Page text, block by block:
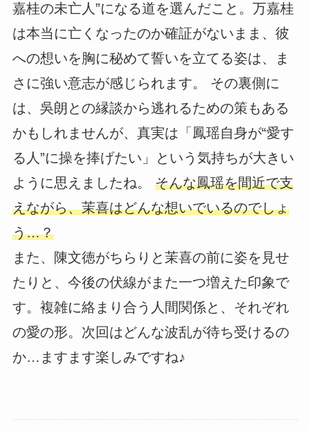
嘉桂の未亡人”になる道を選んだこと。万嘉桂
は本当に亡くなったのか確証がないまま、彼
への想いを胸に秘めて誓いを立てる姿は、ま
さに強い意志が感じられます。 その裏側に
は、吳朗との縁談から逃れるための策もある
かもしれませんが、真実は「鳳瑶自身が“愛す
る人”に操を捧げたい」という気持ちが大きい
ように思えましたね。 そんな鳳瑶を間近で支
えながら、茉喜はどんな想いでいるのでしょ
う…？
また、陳文徳がちらりと茉喜の前に姿を見せ
たりと、今後の伏線がまた一つ増えた印象で
す。複雑に絡まり合う人間関係と、それぞれ
の愛の形。次回はどんな波乱が待ち受けるの
か…ますます楽しみですね♪